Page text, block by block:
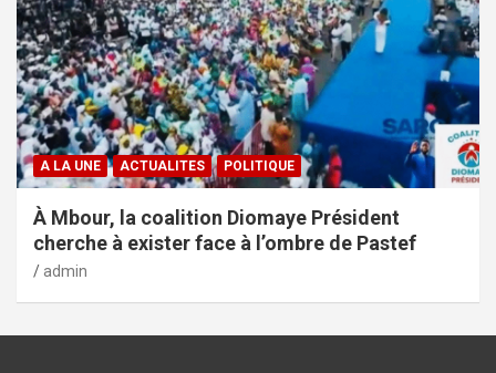
A LA UNE ACTUALITES POLITIQUE
À Mbour, la coalition Diomaye Président
cherche à exister face à l’ombre de Pastef
admin